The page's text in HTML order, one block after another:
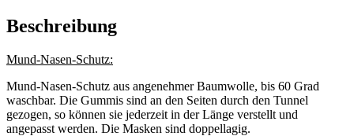
Beschreibung
Mund-Nasen-Schutz:
Mund-Nasen-Schutz aus angenehmer Baumwolle, bis 60 Grad
waschbar. Die Gummis sind an den Seiten durch den Tunnel
gezogen, so können sie jederzeit in der Länge verstellt und
angepasst werden. Die Masken sind doppellagig.